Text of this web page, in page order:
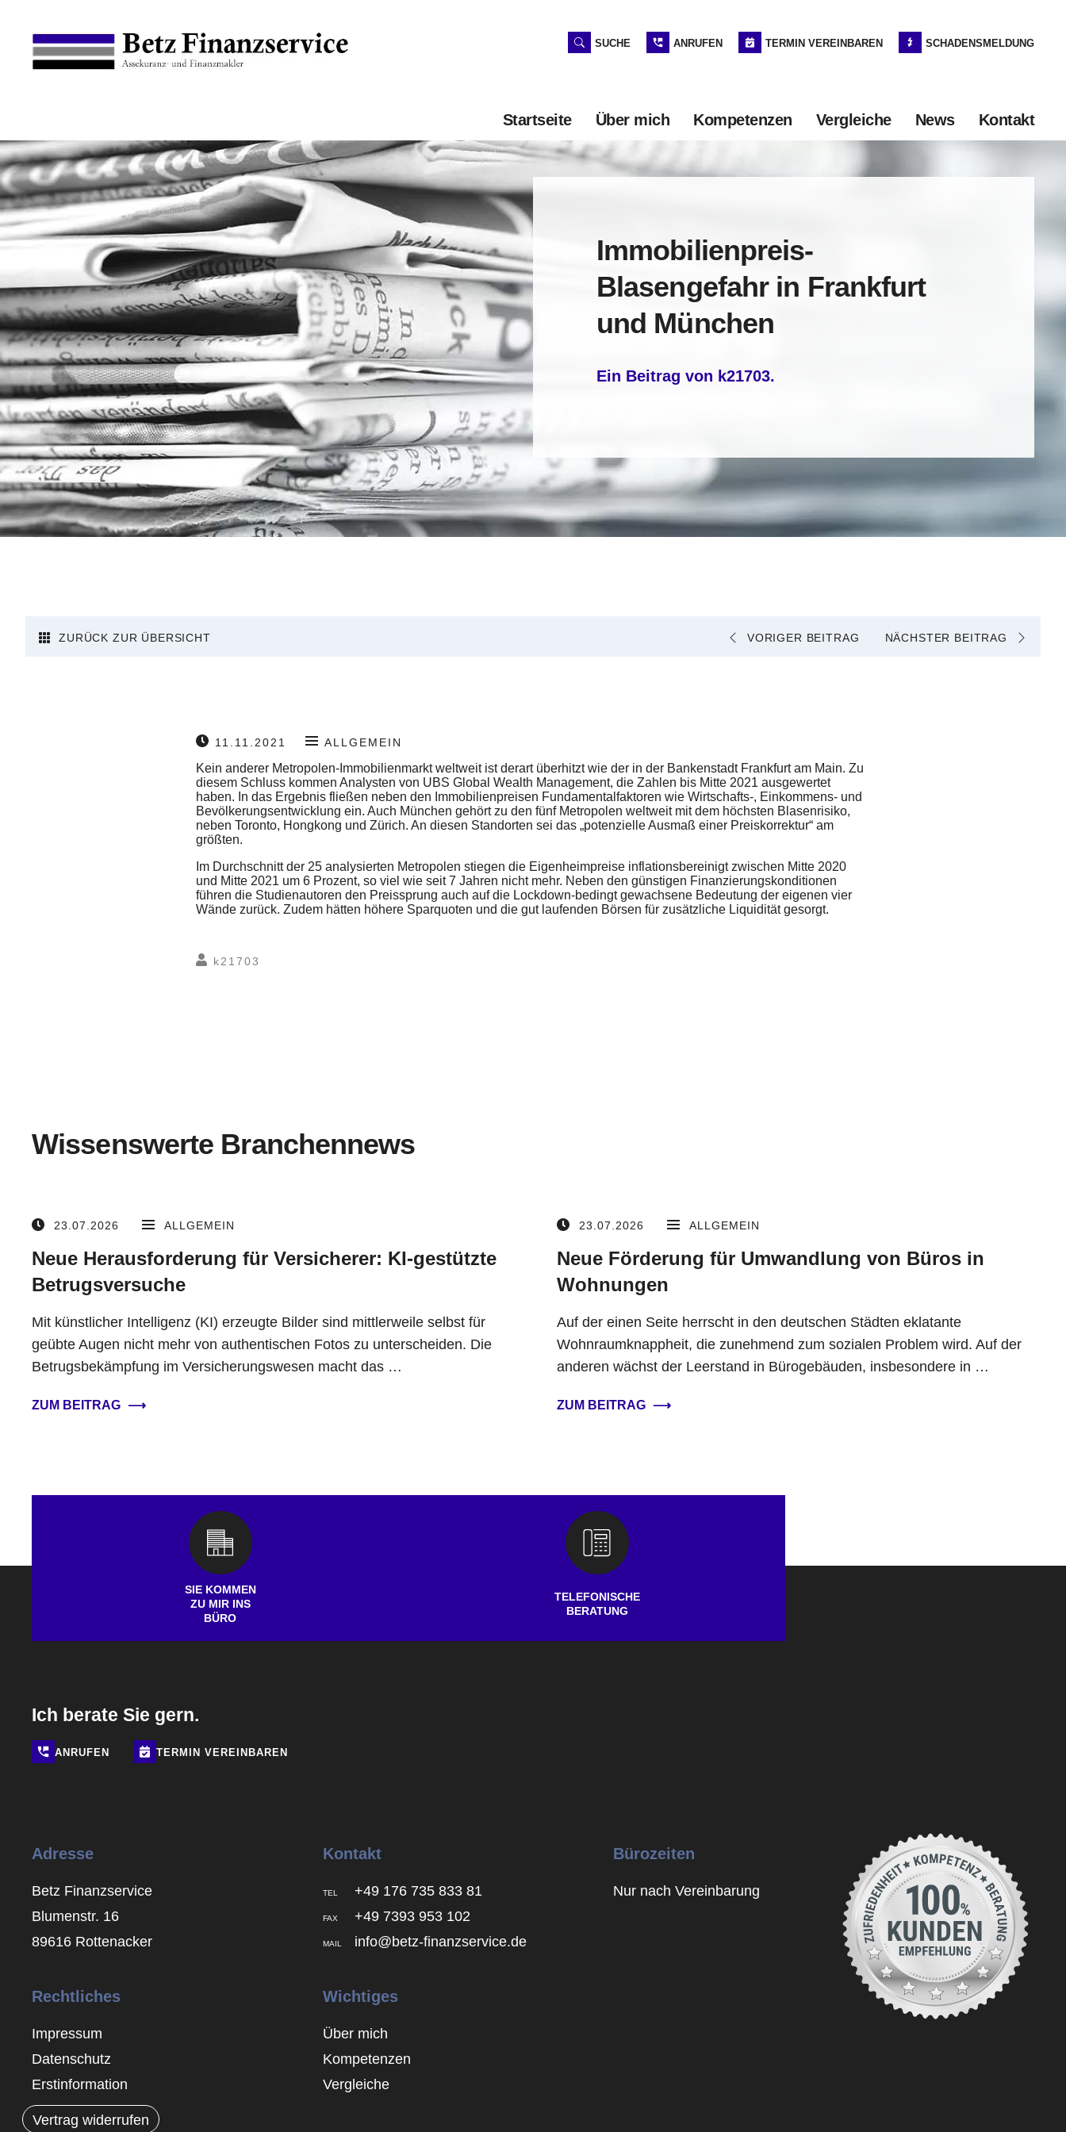
SUCHE ANRUFEN TERMIN VEREINBAREN SCHADENSMELDUNG
Startseite Über mich Kompetenzen Vergleiche News Kontakt
Immobilienpreis-
Blasengefahr in Frankfurt
und München
Ein Beitrag von k21703.
ZURÜCK ZUR ÜBERSICHT VORIGER BEITRAG NÄCHSTER BEITRAG
11.11.2021 ALLGEMEIN
Kein anderer Metropolen-Immobilienmarkt weltweit ist derart überhitzt wie der in der Bankenstadt Frankfurt am Main. Zu
diesem Schluss kommen Analysten von UBS Global Wealth Management, die Zahlen bis Mitte 2021 ausgewertet
haben. In das Ergebnis fließen neben den Immobilienpreisen Fundamentalfaktoren wie Wirtschafts-, Einkommens- und
Bevölkerungsentwicklung ein. Auch München gehört zu den fünf Metropolen weltweit mit dem höchsten Blasenrisiko,
neben Toronto, Hongkong und Zürich. An diesen Standorten sei das „potenzielle Ausmaß einer Preiskorrektur“ am
größten.
Im Durchschnitt der 25 analysierten Metropolen stiegen die Eigenheimpreise inflationsbereinigt zwischen Mitte 2020
und Mitte 2021 um 6 Prozent, so viel wie seit 7 Jahren nicht mehr. Neben den günstigen Finanzierungskonditionen
führen die Studienautoren den Preissprung auch auf die Lockdown-bedingt gewachsene Bedeutung der eigenen vier
Wände zurück. Zudem hätten höhere Sparquoten und die gut laufenden Börsen für zusätzliche Liquidität gesorgt.
k21703
Wissenswerte Branchennews
23.07.2026 ALLGEMEIN
Neue Herausforderung für Versicherer: KI-gestützte
Betrugsversuche
Mit künstlicher Intelligenz (KI) erzeugte Bilder sind mittlerweile selbst für
geübte Augen nicht mehr von authentischen Fotos zu unterscheiden. Die
Betrugsbekämpfung im Versicherungswesen macht das …
ZUM BEITRAG ⟶
23.07.2026 ALLGEMEIN
Neue Förderung für Umwandlung von Büros in
Wohnungen
Auf der einen Seite herrscht in den deutschen Städten eklatante
Wohnraumknappheit, die zunehmend zum sozialen Problem wird. Auf der
anderen wächst der Leerstand in Bürogebäuden, insbesondere in …
ZUM BEITRAG ⟶
SIE KOMMEN
ZU MIR INS
BÜRO
TELEFONISCHE
BERATUNG
Ich berate Sie gern.
ANRUFEN TERMIN VEREINBAREN
Adresse
Betz Finanzservice
Blumenstr. 16
89616 Rottenacker
Kontakt
TEL +49 176 735 833 81
FAX +49 7393 953 102
MAIL info@betz-finanzservice.de
Bürozeiten
Nur nach Vereinbarung
Rechtliches
Impressum
Datenschutz
Erstinformation
Vertrag widerrufen
Wichtiges
Über mich
Kompetenzen
Vergleiche